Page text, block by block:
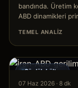
bandında. Üretim
ABD dinamikleri
TEMEL ANALIZ
Günlük bülten
07 Haz 2026 · 8 dk